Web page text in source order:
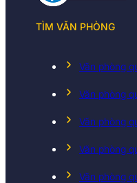
TÌM VĂN PHÒNG
Văn phòng
Văn phòng
Văn phòng
Văn phòng
Văn phòng